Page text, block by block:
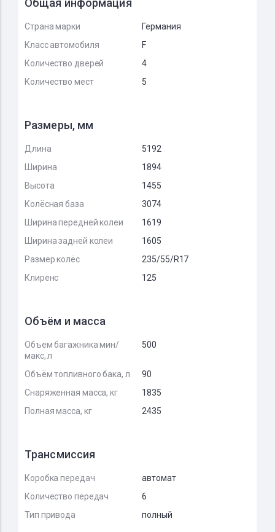
Общая информация
Страна марки
Германия
Класс автомобиля
F
Количество дверей
4
Количество мест
5
Размеры, мм
Длина
5192
Ширина
1894
Высота
1455
Колёсная база
3074
Ширина передней колеи
1619
Ширина задней колеи
1605
Размер колёс
235/55/R17
Клиренс
125
Объём и масса
Объем багажника мин/
макс, л
500
Объём топливного бака, л
90
Снаряженная масса, кг
1835
Полная масса, кг
2435
Трансмиссия
Коробка передач
автомат
Количество передач
6
Тип привода
полный